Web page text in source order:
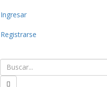
Ingresar
Registrarse